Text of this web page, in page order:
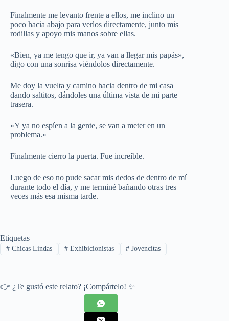
Finalmente me levanto frente a ellos, me inclino un
poco hacia abajo para verlos directamente, junto mis
rodillas y apoyo mis manos sobre ellas.
«Bien, ya me tengo que ir, ya van a llegar mis papás»,
digo con una sonrisa viéndolos directamente.
Me doy la vuelta y camino hacia dentro de mi casa
dando saltitos, dándoles una última vista de mi parte
trasera.
«Y ya no espíen a la gente, se van a meter en un
problema.»
Finalmente cierro la puerta. Fue increíble.
Luego de eso no pude sacar mis dedos de dentro de mí
durante todo el día, y me terminé bañando otras tres
veces más esa misma tarde.
Etiquetas
#Chicas Lindas #Exhibicionistas # Jovencitas
👉 ¿Te gustó este relato? ¡Compártelo! ✨